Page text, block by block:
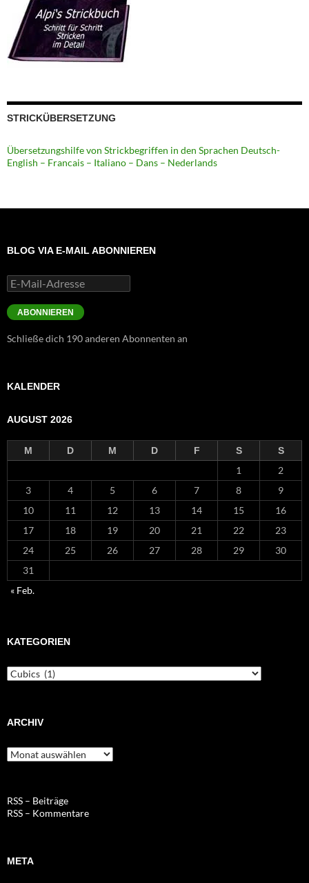
STRICKÜBERSETZUNG
Übersetzungshilfe von Strickbegriffen in den Sprachen Deutsch-
English – Francais – Italiano – Dans – Nederlands
BLOG VIA E-MAIL ABONNIEREN
E-
Mail-
Adresse
ABONNIEREN
Schließe dich 190 anderen Abonnenten an
KALENDER
AUGUST 2026
M D M D F S S
1
2
3
4 5 6 7 8
9
10
11 12 13 14 15
16
17
18 19 20 21 22
23
24
25 26 27 28 29
30
31
« Feb.
KATEGORIEN
Kategorien
ARCHIV
Archiv
RSS – Beiträge
RSS – Kommentare
META